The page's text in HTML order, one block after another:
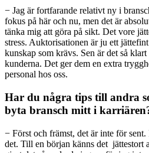
− Jag är fortfarande relativt ny i
fokus på här och nu, men det är
tänka mig att göra på sikt. Det vore
stress. Auktorisationen är ju ett
kunskap som krävs. Sen är det så
kunderna. Det ger dem en extra
personal hos oss.
Har du några tips till andra
byta bransch mitt i
− Först och främst, det är inte för
det. Till en början känns det jättestort